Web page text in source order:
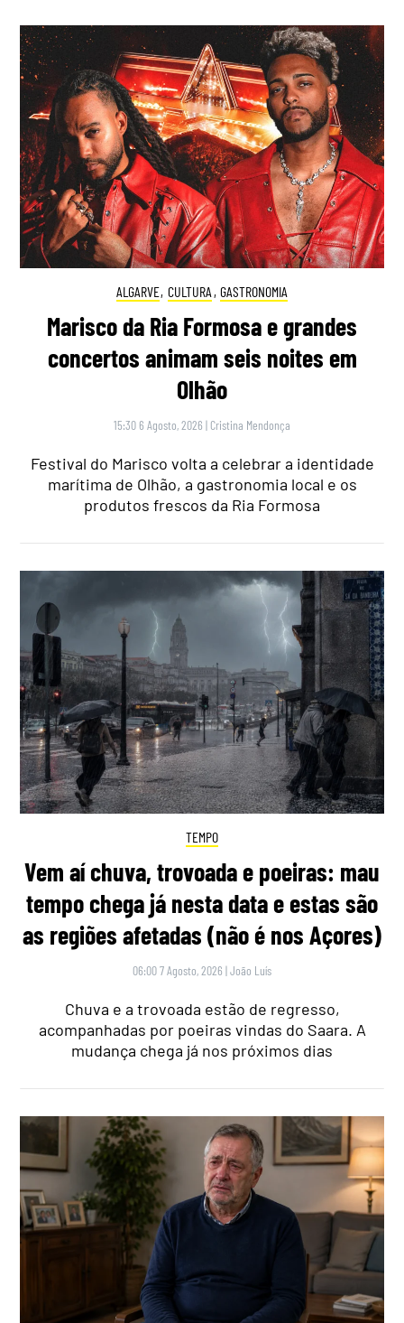
ALGARVE, CULTURA , GASTRONOMIA
Marisco da Ria Formosa e grandes
concertos animam seis noites em
Olhão
15:30 6 Agosto, 2026 | Cristina Mendonça
Festival do Marisco volta a celebrar a identidade
marítima de Olhão, a gastronomia local e os
produtos frescos da Ria Formosa
TEMPO
Vem aí chuva, trovoada e poeiras: mau
tempo chega já nesta data e estas são
as regiões afetadas (não é nos Açores)
06:00 7 Agosto, 2026 |João Luís
Chuva e a trovoada estão de regresso,
acompanhadas por poeiras vindas do Saara. A
mudança chega já nos próximos dias